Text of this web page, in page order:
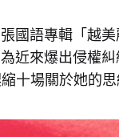
國語專輯「越
近來爆出侵權
十場關於她的